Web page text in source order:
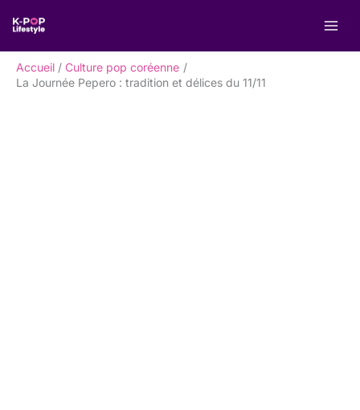
contenu
Accueil
Culture pop coréenne
La Journée Pepero : tradition et délices du 11/11
e
c
h